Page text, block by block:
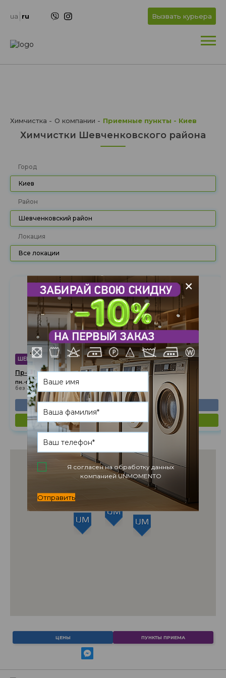
OKua ru Вызвать курьера
Химчистка О компании Приемные пункты - Киев
Химчистки Шевченковcкого района
Город
Киев
Район
Шевченковcкий район
Локация
Все локации
ШЕВЧЕНКОВCКИЙ РАЙОН
Пр-т Берестейский, 27А (пр-т Победы)
пн.-пт.: 10:00-20:00, сб.-вс.: 10:00-18:00
без обеда
(044) 236-39-79
показать на карте
ЦЕНЫ ПУНКТЫ ПРИЕМА
+
Я согласен на обработку данных
компанией UNMOMENTO
Отправить